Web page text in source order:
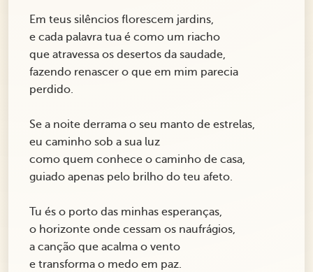
Em teus silêncios florescem jardins,
e cada palavra tua é como um riacho
que atravessa os desertos da saudade,
fazendo renascer o que em mim parecia
perdido.
Se a noite derrama o seu manto de estrelas,
eu caminho sob a sua luz
como quem conhece o caminho de casa,
guiado apenas pelo brilho do teu afeto.
Tu és o porto das minhas esperanças,
o horizonte onde cessam os naufrágios,
a canção que acalma o vento
e transforma o medo em paz.